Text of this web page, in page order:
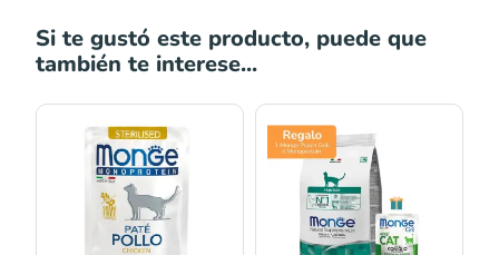
Si te gustó este producto, puede que
también te interese...
desde
S/22.00
hasta